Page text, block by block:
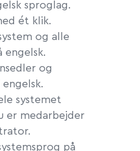
sproglag.
ét klik.
og alle
engelsk.
og
systemet
er medarbejder
på